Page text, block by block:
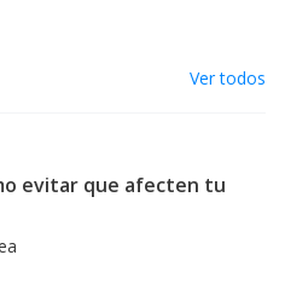
Ver todos
evitar que afecten tu